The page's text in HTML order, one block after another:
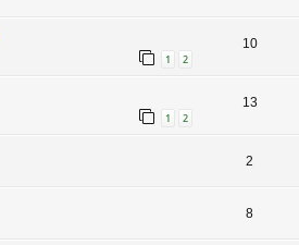
1 2
10
1 2
13
2
8